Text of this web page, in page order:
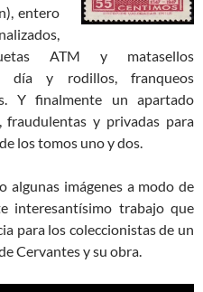
entero
ATM y matasellos
día y rodillos, franqueos
Y finalmente un apartado
fraudulentas y privadas para
los tomos uno y dos.
algunas imágenes a modo de
interesantísimo trabajo que
para los coleccionistas de un
Cervantes y su obra.